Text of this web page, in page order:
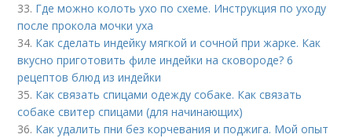
33. Где можно колоть ухо по схеме. Инструкция по уходу
после прокола мочки уха
34. Как сделать индейку мягкой и сочной при жарке. Как
вкусно приготовить филе индейки на сковороде? 6
рецептов блюд из индейки
35. Как связать спицами одежду собаке. Как связать
собаке свитер спицами (для начинающих)
36. Как удалить пни без корчевания и поджига. Мой опыт